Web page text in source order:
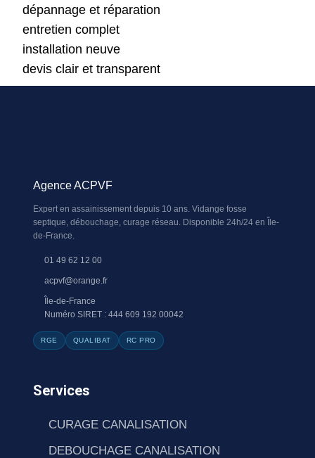
dépannage et réparation
entretien complet
installation neuve
devis clair et transparent
Agence ACPVF
Expert en assainissement depuis 10 ans. Vidange fosse
septique, débouchage, curage réseau. Disponible 24h/24 en Île-
de-France.
01 49 62 12 00
acpvf@orange.fr
Île-de-France
Numéro SIRET : 444 609 192 00042
RGE QUALIBAT RC PRO
Services
CURAGE CANALISATION
DEBOUCHAGE CANALISATION